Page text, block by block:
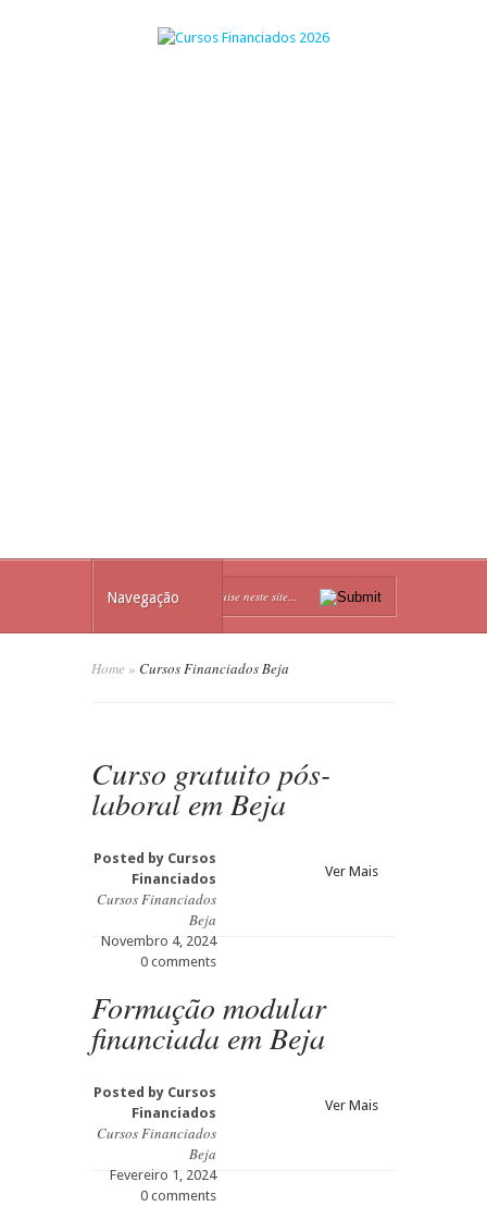
Navegação
Home » Cursos Financiados Beja
Curso gratuito pós-
laboral em Beja
Posted by Cursos
Financiados
Cursos Financiados
Beja
Novembro 4, 2024
0 comments
Ver Mais
Formação modular
financiada em Beja
Posted by Cursos
Financiados
Cursos Financiados
Beja
Fevereiro 1, 2024
0 comments
Ver Mais